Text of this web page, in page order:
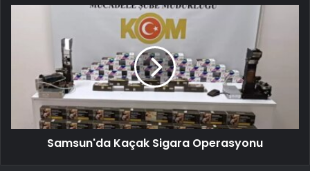
Samsun'da Kaçak Sigara Operasyonu